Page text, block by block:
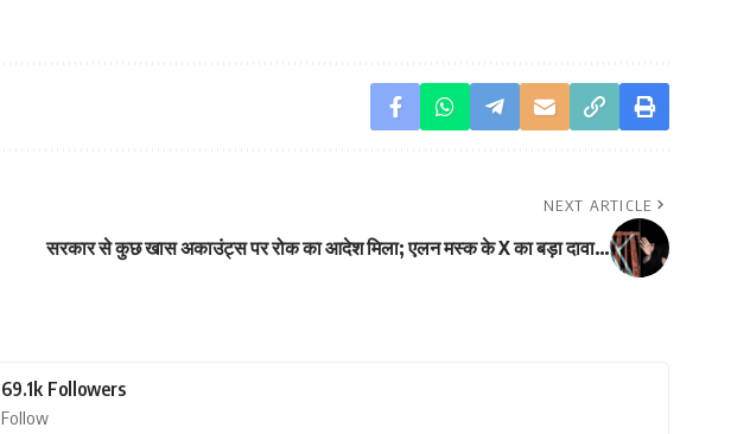
NEXT ARTICLE
सरकार से कुछ खास अकाउंट्स पर रोक का आदेश मिला; एलन मस्क के X का बड़ा दावा…
69.1k Followers
Follow